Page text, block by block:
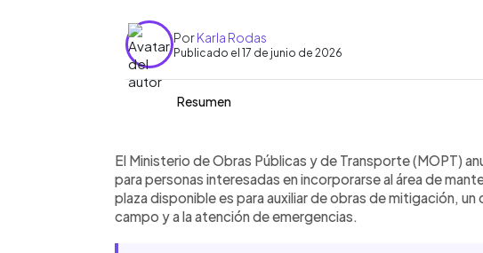
PorKarla Rodas
Publicado el 17 de junio de 2026
Resumen
► Escuchar artículo
El Ministerio de Obras Públicas y de Transporte
laboral para auxiliar de obras de mitigación,
grado o bachillerato general. La plaza requiere
trabajo de campo y atender emergencias, según
El Ministerio de Obras Públicas y de Transporte (MOPT)
para personas interesadas en incorporarse al área de
plaza disponible es para auxiliar de obras de mitigación,
campo y a la atención de emergencias.